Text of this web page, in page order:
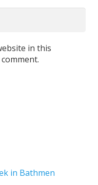
in this
in Bathmen